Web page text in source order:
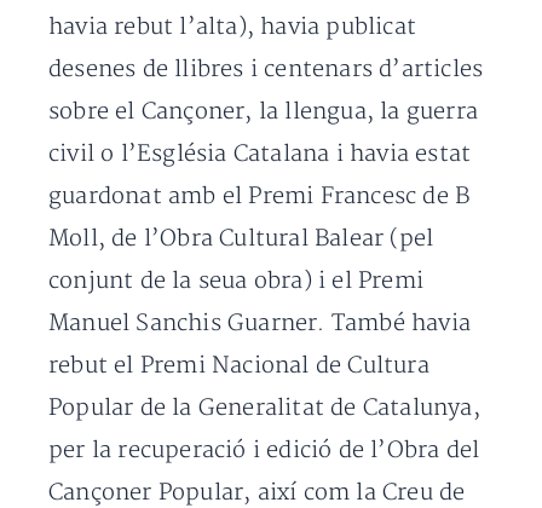
havia rebut l’alta), havia publicat
desenes de llibres i centenars d’articles
sobre el Cançoner, la llengua, la guerra
civil o l’Església Catalana i havia estat
guardonat amb el Premi Francesc de B
Moll, de l’Obra Cultural Balear (pel
conjunt de la seua obra) i el Premi
Manuel Sanchis Guarner. També havia
rebut el Premi Nacional de Cultura
Popular de la Generalitat de Catalunya,
per la recuperació i edició de l’Obra del
Cançoner Popular, així com la Creu de